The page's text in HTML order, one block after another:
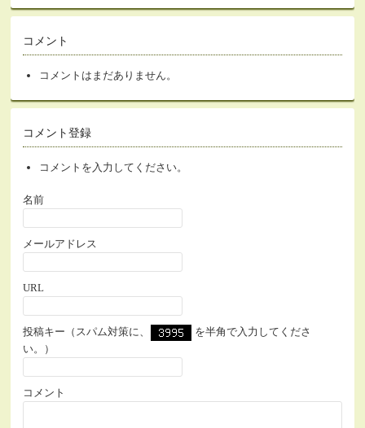
コメント
コメントはまだありません。
コメント登録
コメントを入力してください。
名前
メールアドレス
URL
投稿キー（スパム対策に、
を半角で入力してくださ
い。）
コメント